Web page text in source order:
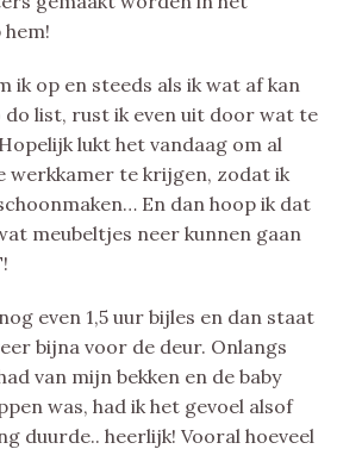
ik op en steeds als ik wat af kan
list, rust ik even uit door wat te
lukt het vandaag om al
werkkamer te krijgen, zodat ik
En dan hoop ik dat
meubeltjes neer kunnen gaan
even 1,5 uur bijles en dan staat
bijna voor de deur. Onlangs
van mijn bekken en de baby
was, had ik het gevoel alsof
duurde.. heerlijk! Vooral hoeveel